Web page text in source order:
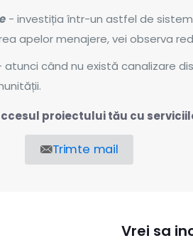
- investiția într-un astfel de
apelor menajere, vei observa
atunci când nu există canalizare
proiectului tău cu
Trimte mail
Vrei sa